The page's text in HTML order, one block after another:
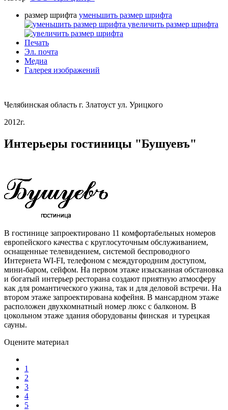
размер шрифта уменьшить размер шрифта
увеличить размер шрифта
Печать
Эл. почта
Медиа
Галерея изображений
Челябинская область г. Златоуст ул. Урицкого
2012г.
Интерьеры гостиницы "Бушуевъ"
В гостинице запроектировано 11 комфортабельных номеров
европейского качества с круглосуточным обслуживанием,
оснащенные телевидением, системой беспроводного
Интернета WI-FI, телефоном с междугородним доступом,
мини-баром, сейфом. На первом этаже изысканная обстановка
и богатый интерьер ресторана создают приятную атмосферу
как для романтического ужина, так и для деловой встречи. На
втором этаже запроектирована кофейня. В мансардном этаже
расположен двухкомнатный номер люкс с балконом. В
цокольном этаже здания оборудованы финская и турецкая
сауны.
Оцените материал
1
2
3
4
5